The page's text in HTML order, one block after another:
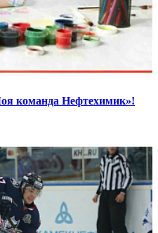
команда Нефтехимик»!